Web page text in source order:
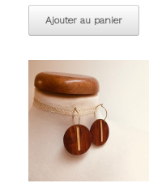
Ajouter au panier